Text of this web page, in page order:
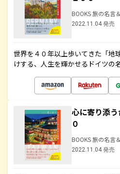
BOOKS 旅の名言
2022.11.04 発売
世界を４０年以上歩いてきた「地
けする、人生を輝かせるドイツの
心に寄り添
０
BOOKS 旅の名言
2022.11.04 発売